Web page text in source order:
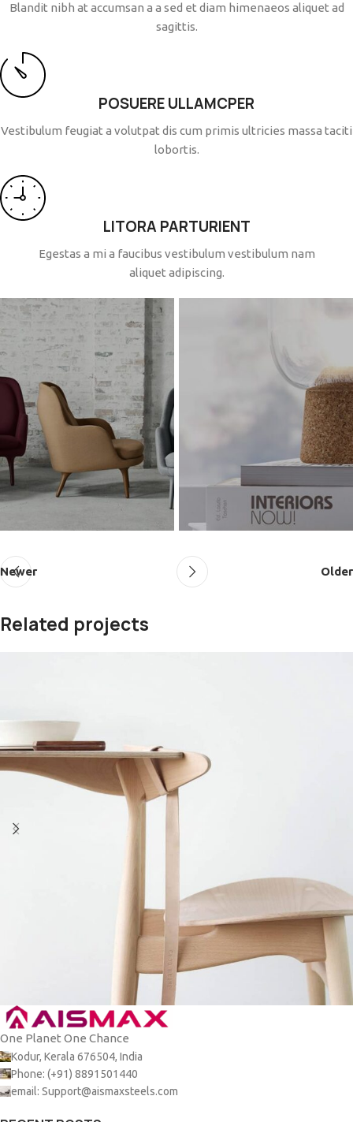
Blandit nibh at accumsan a a sed et diam himenaeos aliquet ad
sagittis.
POSUERE ULLAMCPER
Vestibulum feugiat a volutpat dis cum primis ultricies massa taciti
lobortis.
LITORA PARTURIENT
Egestas a mi a faucibus vestibulum vestibulum nam
aliquet adipiscing.
Newer Older
Related projects
Furniture
A lacus bibendum pulvinar
One Planet One Chance
Kodur, Kerala 676504, India
Phone: (+91) 8891501440
email: Support@aismaxsteels.com